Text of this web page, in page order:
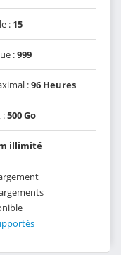
: 15
:999
:96 Heures
:500 Go
illimité